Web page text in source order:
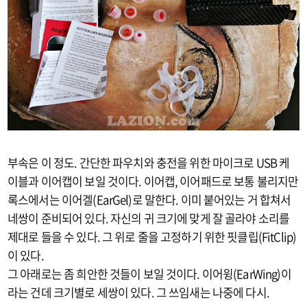
부속은 이 정도. 간단한 파우치와 충전을 위한 마이크로 USB 케
이블과 이어캡이 보일 것이다. 이어캡, 이어패드로 보통 불리지만
록스에서는 이어겔(EarGel)로 말한다. 이미 붙어있는 거 합쳐서
네쌍이 준비되어 있다. 자신의 귀 크기에 맞게 잘 골라야 소리를
제대로 들을 수 있다. 그 위로 줄을 고정하기 위한 핏클립(FitClip)
이 있다.
그 아래로는 좀 희안한 것들이 보일 것이다. 이어윙(EarWing)이
라는 건데 크기별로 세쌍이 있다. 그 쓰임새는 나중에 다시.